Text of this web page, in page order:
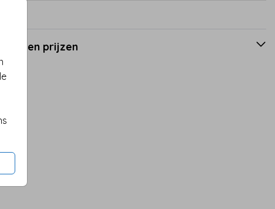
en prijzen